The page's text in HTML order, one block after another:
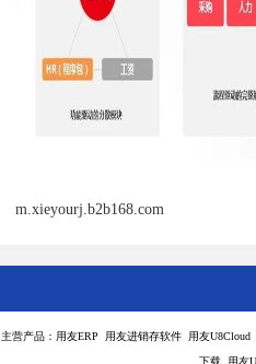
m.xieyourj.b2b168.com
主营产品：用友ERP 用友进销存软件 用友
下载 用友